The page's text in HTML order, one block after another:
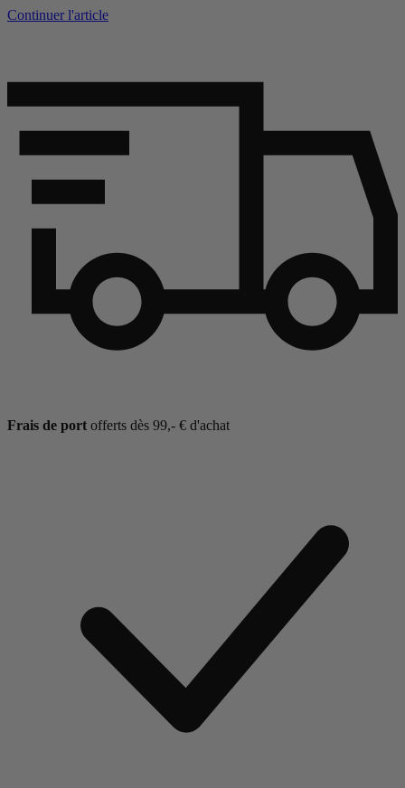
Continuer l'article
Frais de port offerts dès 99,- € d'achat